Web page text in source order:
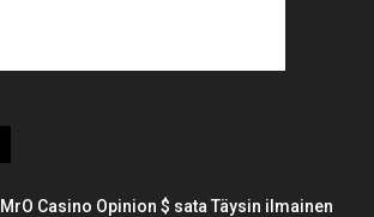
MrO Casino Opinion $ sata Täysin ilmainen